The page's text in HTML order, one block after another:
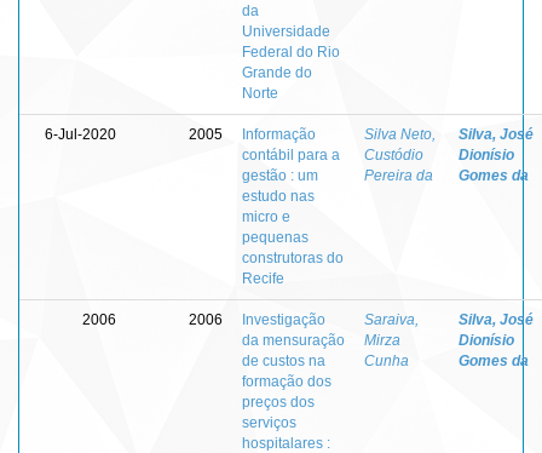
da
Universidade
Federal do Rio
Grande do
Norte
6-Jul-2020 2005
Informação
contábil para a
gestão : um
estudo nas
micro e
pequenas
construtoras do
Recife
Silva Neto,
Custódio
Pereira da
Silva, José
Dionísio
Gomes da
2006 2006
Investigação
da mensuração
de custos na
formação dos
preços dos
serviços
hospitalares :
Saraiva,
Mirza
Cunha
Silva, José
Dionísio
Gomes da